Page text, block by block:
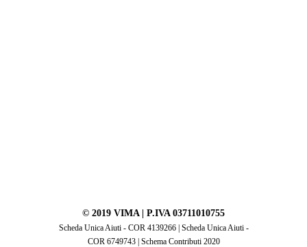
© 2019 VIMA | P.IVA 03711010755
Scheda Unica Aiuti - COR 4139266| Scheda Unica Aiuti -
COR 6749743| Schema Contributi 2020